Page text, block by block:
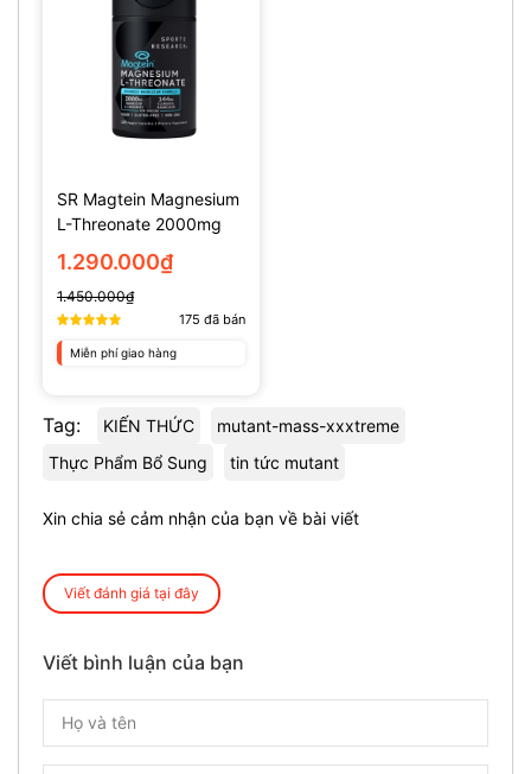
SR Magtein Magnesium
L-Threonate 2000mg
(135 Viên)
1.290.000₫
1.450.000₫
175 đã bán
Miễn phí giao hàng
Tag: KIẾN THỨC
mutant-mass-xxxtreme
Thực Phẩm Bổ Sung
tin tức mutant
Xin chia sẻ cảm nhận của bạn về bài viết
Viết đánh giá tại đây
Viết bình luận của bạn